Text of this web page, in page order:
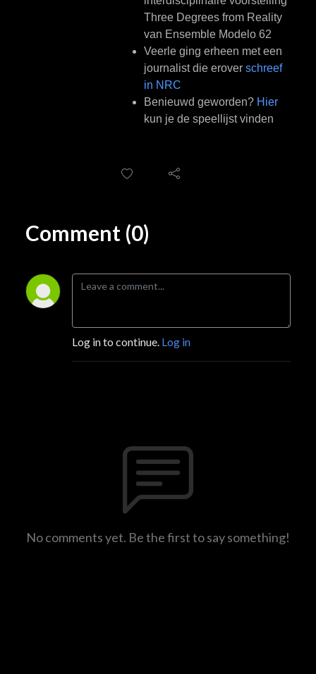
Three Degrees from Reality
van Ensemble Modelo 62
Veerle ging erheen met een
journalist die erover schreef
in NRC
Benieuwd geworden? Hier
kun je de speellijst vinden
Comment (0)
Log in to continue. Log in
No comments yet. Be the first to say something!